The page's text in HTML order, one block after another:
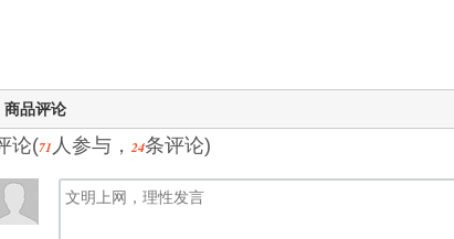
商品评论
论(71 人参与，24条评论)